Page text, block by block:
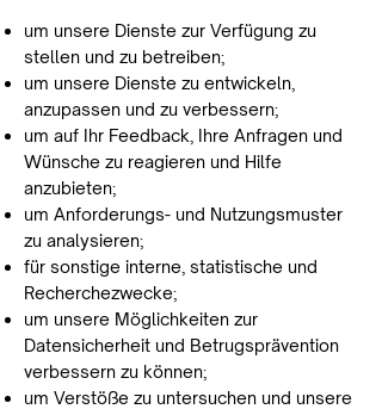
um unsere Dienste zur Verfügung zu
stellen und zu betreiben;
um unsere Dienste zu entwickeln,
anzupassen und zu verbessern;
um auf Ihr Feedback, Ihre Anfragen und
Wünsche zu reagieren und Hilfe
anzubieten;
um Anforderungs- und Nutzungsmuster
zu analysieren;
für sonstige interne, statistische und
Recherchezwecke;
um unsere Möglichkeiten zur
Datensicherheit und Betrugsprävention
verbessern zu können;
um Verstöße zu untersuchen und unsere